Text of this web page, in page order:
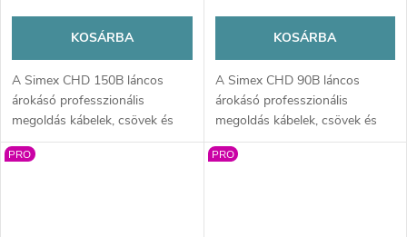
KOSÁRBA
A Simex CHD 150B láncos
árokásó professzionális
megoldás kábelek, csövek és
öntözőrendszerek gyors és
pontos árkolásához. Masszív
KOSÁRBA
A Simex CHD 90B láncos
árokásó professzionális
megoldás kábelek, csövek és
öntözőrendszerek gyors,
pontos árkolásához. Masszív
PRO PRO